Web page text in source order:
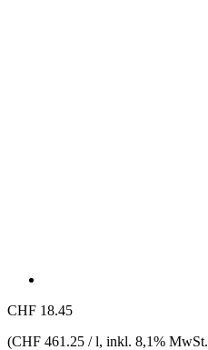
CHF 18.45
(CHF 461.25 / l, inkl. 8,1% MwSt.